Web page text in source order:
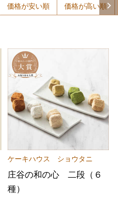
価格が安い順 価格が高い順
ケーキハウス ショウタニ
庄谷の和の心 二段（６
種）